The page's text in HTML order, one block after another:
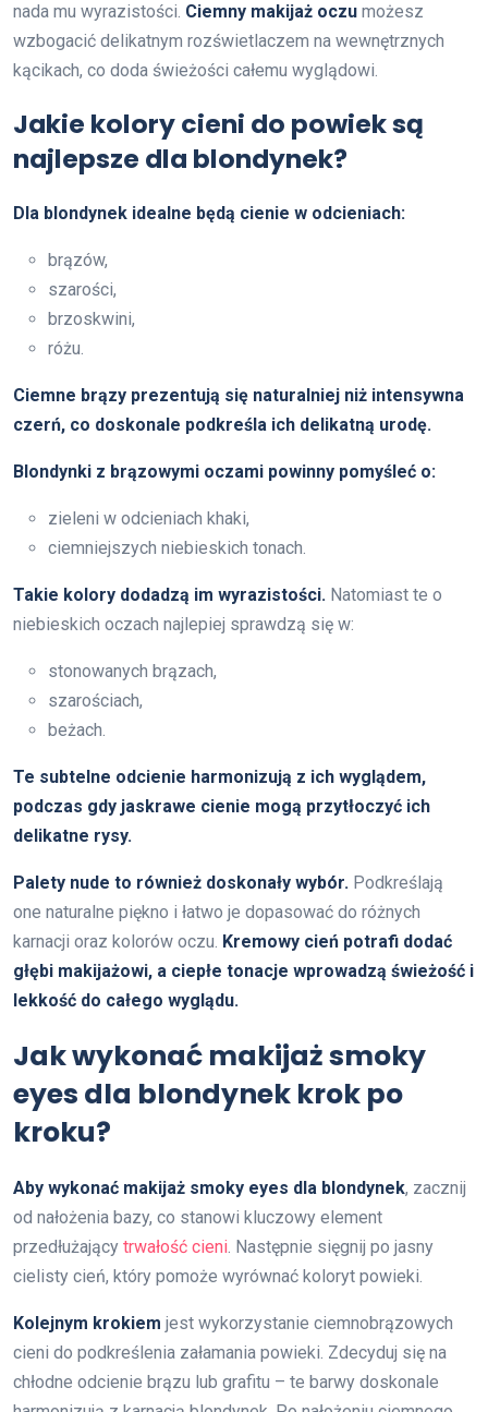
nada mu wyrazistości. Ciemny makijaż oczu możesz
wzbogacić delikatnym rozświetlaczem na wewnętrznych
kącikach, co doda świeżości całemu wyglądowi.
Jakie kolory cieni do powiek są
najlepsze dla blondynek?
Dla blondynek idealne będą cienie w odcieniach:
brązów,
szarości,
brzoskwini,
różu.
Ciemne brązy prezentują się naturalniej niż intensywna
czerń, co doskonale podkreśla ich delikatną urodę.
Blondynki z brązowymi oczami powinny pomyśleć o:
zieleni w odcieniach khaki,
ciemniejszych niebieskich tonach.
Takie kolory dodadzą im wyrazistości. Natomiast te o
niebieskich oczach najlepiej sprawdzą się w:
stonowanych brązach,
szarościach,
beżach.
Te subtelne odcienie harmonizują z ich wyglądem,
podczas gdy jaskrawe cienie mogą przytłoczyć ich
delikatne rysy.
Palety nude to również doskonały wybór. Podkreślają
one naturalne piękno i łatwo je dopasować do różnych
karnacji oraz kolorów oczu. Kremowy cień potrafi dodać
głębi makijażowi, a ciepłe tonacje wprowadzą świeżość i
lekkość do całego wyglądu.
Jak wykonać makijaż smoky
eyes dla blondynek krok po
kroku?
Aby wykonać makijaż smoky eyes dla blondynek, zacznij
od nałożenia bazy, co stanowi kluczowy element
przedłużający trwałość cieni. Następnie sięgnij po jasny
cielisty cień, który pomoże wyrównać koloryt powieki.
Kolejnym krokiem jest wykorzystanie ciemnobrązowych
cieni do podkreślenia załamania powieki. Zdecyduj się na
chłodne odcienie brązu lub grafitu – te barwy doskonale